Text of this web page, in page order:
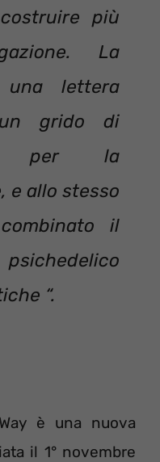
più
La
lettera
grido di
per la
e allo stesso
il
“.
è una nuova
il 1° novembre